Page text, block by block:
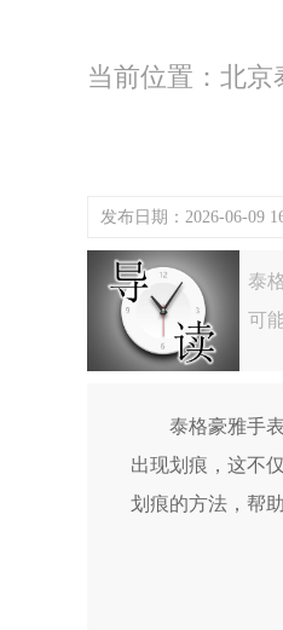
北京市
节假
当前位置： 北京
发布日期：2026-06-09
泰
可
泰格豪雅手表
出现划痕，这不
划痕的方法，帮